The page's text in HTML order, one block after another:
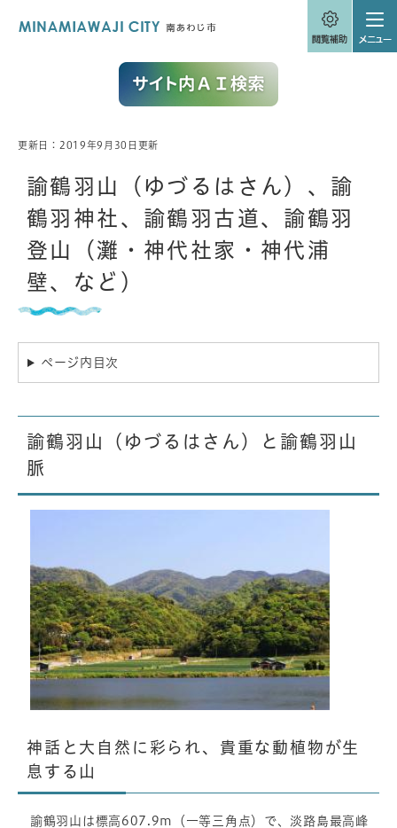
本
更新日：2019年9月30日更新
諭鶴羽山（ゆづるはさん）、諭
鶴羽神社、諭鶴羽古道、諭鶴羽
登山（灘・神代社家・神代浦
壁、など）
ページ内目次
諭鶴羽山（ゆづるはさん）と諭鶴羽山
脈
神話と大自然に彩られ、貴重な動植物が生
息する山
諭鶴羽山は標高607.9m（一等三角点）で、淡路島最高峰